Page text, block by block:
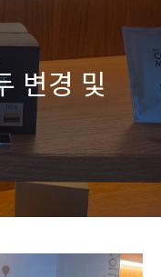
변경 및